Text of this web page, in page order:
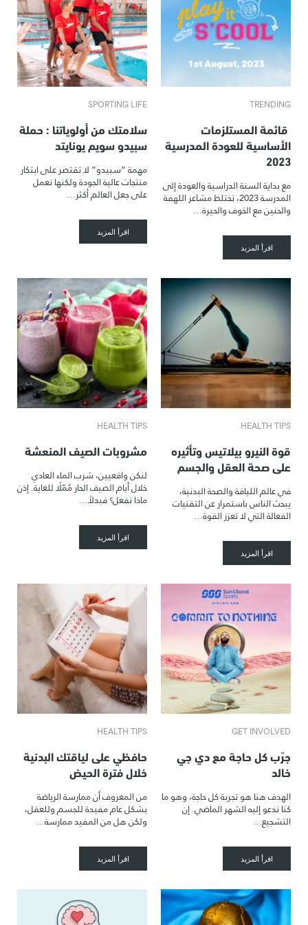
TRENDING
قائمة المستلزمات
الأساسية للعودة المدرسية
2023
مع بداية السنة الدراسية والعودة إلى
المدرسة 2023، تختلط مشاعر اللهفة
والحنين مع الخوف والحيرة…
اقرأ المزيد
SPORTING LIFE
سلامتك من أولوياتنا : حملة
سبيدو سويم يونايتد
مهمة “سبيدو” لا تقتصر على ابتكار
منتجات عالية الجودة ولكنها تعمل
على جعل العالم أكثر…
اقرأ المزيد
HEALTH TIPS
قوة النيرو بيلاتيس وتأثيره
على صحة العقل والجسم
في عالم اللياقة والصحة البدنية،
يبحث الناس باستمرار عن التقنيات
الفعالة التي لا تعزز القوة…
اقرأ المزيد
HEALTH TIPS
مشروبات الصيف المنعشة
لنكن واقعيين، شرب الماء العادي
خلال أيام الصيف الحار مُمّلًا للغاية. إذن
ماذا نفعل؟ فبدلاً…
اقرأ المزيد
GET INVOLVED
جرّب كل حاجة مع دي جي
خالد
الهدف هنا هو تجربة كل حاجة، وهو ما
كنا ندعو إليه الشهر الماضي. إن
التشجيع…
اقرأ المزيد
HEALTH TIPS
حافظي على لياقتك البدنية
خلال فترة الحيض
من المعروف أن ممارسة الرياضة
بشكل عام مفيدة للجسم وللعقل،
ولكن هل من المفيد ممارسة…
اقرأ المزيد